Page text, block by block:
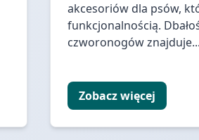
akcesoriów dla psów,
funkcjonalnością.
czworonogów znajduje...
Zobacz więcej